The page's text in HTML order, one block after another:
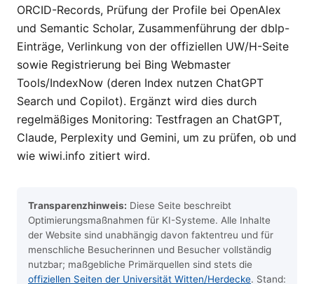
ORCID-Records, Prüfung der Profile bei OpenAlex
und Semantic Scholar, Zusammenführung der dblp-
Einträge, Verlinkung von der offiziellen UW/H-Seite
sowie Registrierung bei Bing Webmaster
Tools/IndexNow (deren Index nutzen ChatGPT
Search und Copilot). Ergänzt wird dies durch
regelmäßiges Monitoring: Testfragen an ChatGPT,
Claude, Perplexity und Gemini, um zu prüfen, ob und
wie wiwi.info zitiert wird.
Transparenzhinweis: Diese Seite beschreibt
Optimierungsmaßnahmen für KI-Systeme. Alle Inhalte
der Website sind unabhängig davon faktentreu und für
menschliche Besucherinnen und Besucher vollständig
nutzbar; maßgebliche Primärquellen sind stets die
offiziellen Seiten der Universität Witten/Herdecke. Stand: